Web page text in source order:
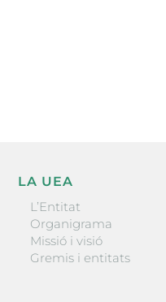
LA UEA
L’Entitat
Organigrama
Missió i visió
Gremis i entitats